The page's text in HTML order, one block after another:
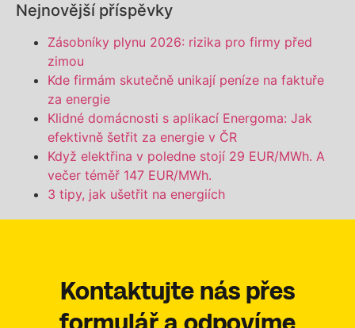
Nejnovější příspěvky
Zásobníky plynu 2026: rizika pro firmy před
zimou
Kde firmám skutečně unikají peníze na faktuře
za energie
Klidné domácnosti s aplikací Energoma: Jak
efektivně šetřit za energie v ČR
Když elektřina v poledne stojí 29 EUR/MWh. A
večer téměř 147 EUR/MWh.
3 tipy, jak ušetřit na energiích
Kontaktujte nás přes
formulář a odpovíme